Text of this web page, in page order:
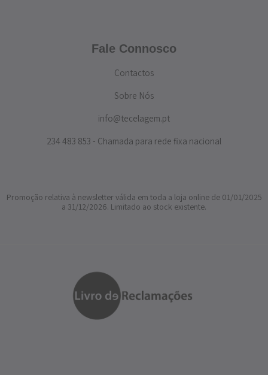
Fale Connosco
Contactos
Sobre Nós
info@tecelagem.pt
234 483 853 - Chamada para rede fixa nacional
Promoção relativa à newsletter válida em toda a loja online de 01/01/2025
a 31/12/2026. Limitado ao stock existente.